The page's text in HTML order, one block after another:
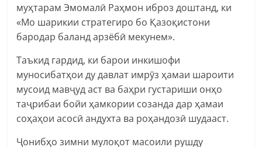
муҳтарам Эмомалӣ Раҳмон иброз доштанд, ки
«Мо шарикии стратегиро бо Қазоқистони
бародар баланд арзёбӣ мекунем».
Таъкид гардид, ки барои инкишофи
муносибатҳои ду давлат имрӯз ҳамаи шароити
мусоид мавҷуд аст ва баҳри густариши онҳо
таҷрибаи бойи ҳамкории созанда дар ҳамаи
соҳаҳои асосӣ андухта ва роҳандозӣ шудааст.
Ҷонибҳо зимни мулоқот масоили рушду